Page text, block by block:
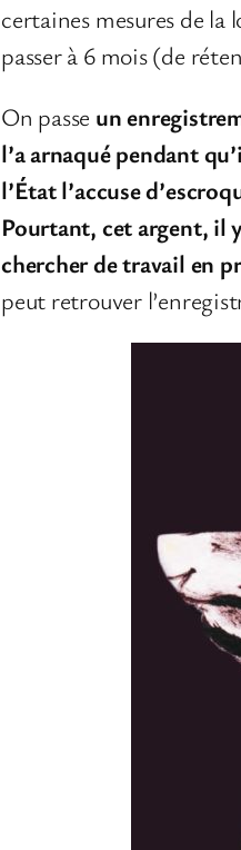
certaines mesures de
passer à 6 mois (de
On passe un
l’a arnaqué pendant
l’État l’accuse
Pourtant, cet argent, il
chercher de travail en
peut retrouver